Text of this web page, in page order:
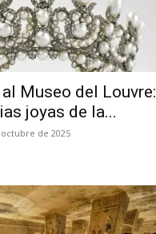
Museo del Louvre:
joyas de la...
de 2025